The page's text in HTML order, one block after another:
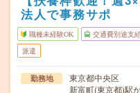
法人で事務サポ
職種未経験OK 交通費別途支
派遣
勤務地
東京都中央区
新富町(東京都)駅